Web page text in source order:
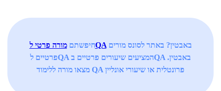
חיפשתםמורה פרטי לQAבאבטין? באתר לסונס מורים
פרטיים לQA המציעים שיעורים פרטיים בQA באבטין.
מצאו מורה ללימוד QA פרונטלית או שיעורי אונליין